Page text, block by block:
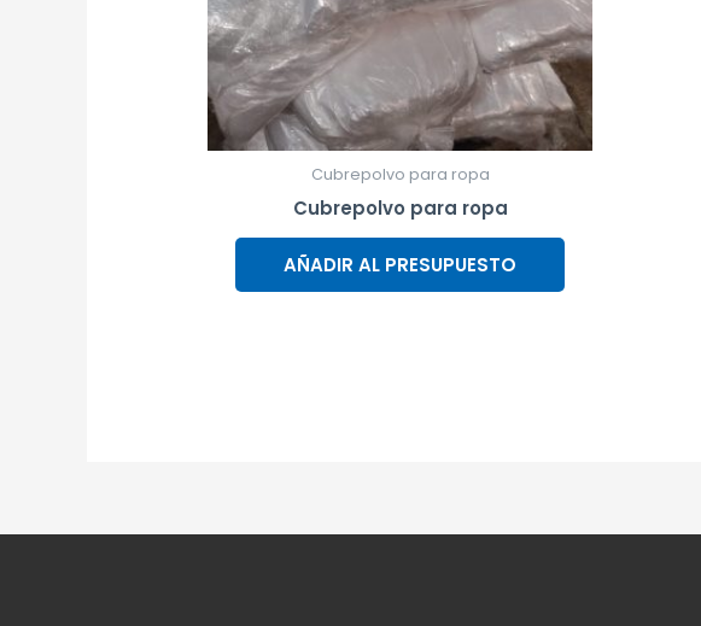
Cubrepolvo para ropa
Cubrepolvo para ropa
AÑADIR AL PRESUPUESTO